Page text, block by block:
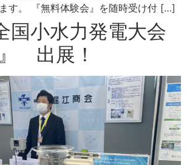
す。 『無料体験会』を随時受け付 […]
国小水力発電大会
出展！